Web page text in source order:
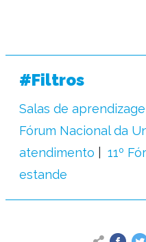
#Filtros
Salas de
Fórum Nacional da
atendimento
11º
estande